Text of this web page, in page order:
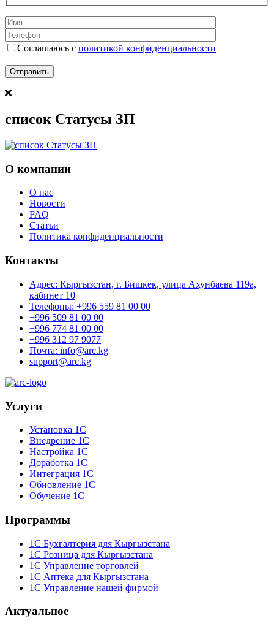
Соглашаюсь с политикой конфиденциальности
список Статусы ЗП
О компании
О нас
Новости
FAQ
Статьи
Политика конфиденциальности
Контакты
Адрес: Кыргызстан, г. Бишкек, улица Ахунбаева 119а,
кабинет 10
Телефоны: +996 559 81 00 00
+996 509 81 00 00
+996 774 81 00 00
+996 312 97 9077
Почта: info@arc.kg
support@arc.kg
Услуги
Установка 1С
Внедрение 1С
Настройка 1С
Доработка 1С
Интеграция 1С
Обновление 1С
Обучение 1С
Программы
1С Бухгалтерия для Кыргызстана
1С Розница для Кыргызстана
1С Управление торговлей
1С Аптека для Кыргызстана
1С Управление нашей фирмой
Актуальное